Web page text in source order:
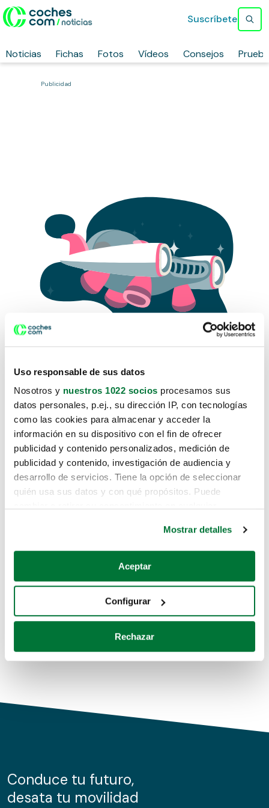
Uso responsable de sus datos
Nosotros y nuestros 1022 socios procesamos sus
datos personales, p.ej., su dirección IP, con tecnologías
como las cookies para almacenar y acceder la
información en su dispositivo con el fin de ofrecer
publicidad y contenido personalizados, medición de
publicidad y contenido, investigación de audiencia y
desarrollo de servicios. Tiene la opción de seleccionar
quién usa sus datos y con qué propósitos. Puede
Si lo permite, también quisiéramos:
Recopilar información sobre su ubicación geográfica
Identificar su dispositivo analizándolo activamente
para buscar características específicas (huellas
Obtenga más información sobre cómo se procesan sus
de cookies.
información sobre el uso que haga del sitio web con
nuestros partners de redes sociales, publicidad y análisis
Mostrar detalles
Aceptar
Configurar
Rechazar
Noticias Fichas Fotos Vídeos Consejos
Suscríbete
Publicidad
Lo sentimos, no sabemos como
te hemos traido hasta aquí.
Pero puedes encontrar el coche que estás
buscando en alguno de estos enlaces:
Coches de segunda mano
Coches de km0
Conduce tu futuro,
desata tu movilidad